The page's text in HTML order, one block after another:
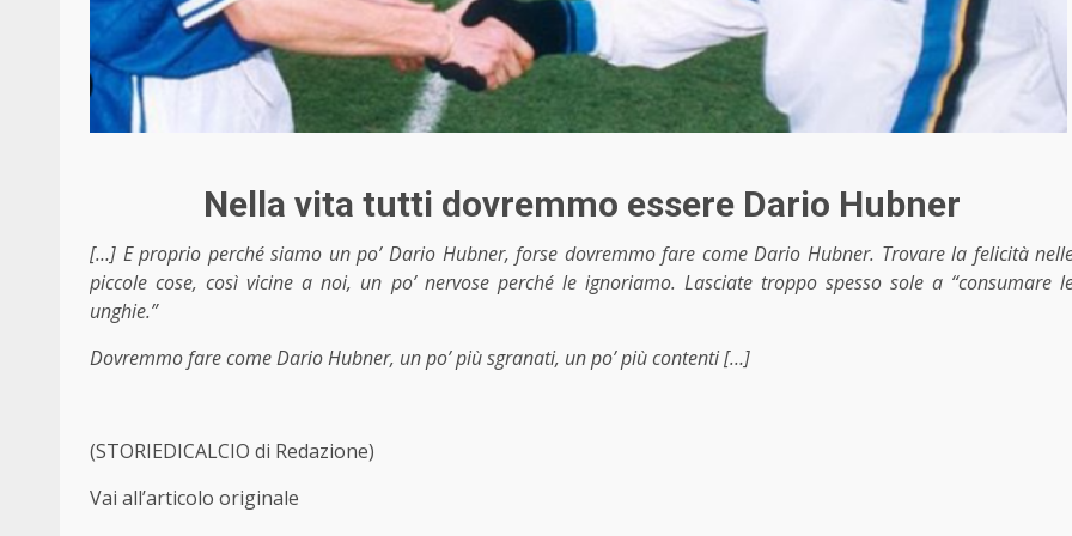
Nella vita tutti dovremmo essere Dario Hubner
[…] E proprio perché siamo un po’ Dario Hubner, forse dovremmo fare come Dario Hubner. Trovare la felicità
piccole cose, così vicine a noi, un po’ nervose perché le ignoriamo. Lasciate troppo spesso sole a “consumare
unghie.”
Dovremmo fare come Dario Hubner, un po’ più sgranati, un po’ più contenti […]
(STORIEDICALCIO di Redazione)
Vai all’articolo originale